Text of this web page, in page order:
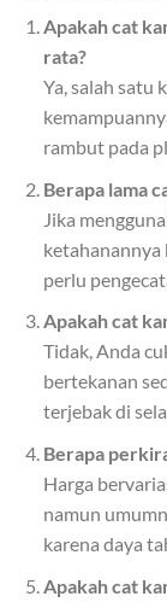
Apakah cat
rata?
Ya, salah satu
rambut pada
Berapa lama
Jika
ketahanannya
perlu
Apakah cat
Tidak, Anda
bertekanan
terjebak di
Berapa
Harga
namun
karena daya
Apakah cat